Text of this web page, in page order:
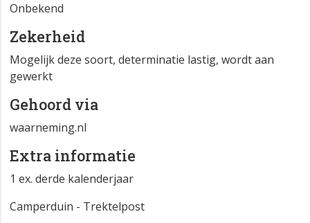
Onbekend
Zekerheid
Mogelijk deze soort, determinatie lastig, wordt aan
gewerkt
Gehoord via
waarneming.nl
Extra informatie
1 ex. derde kalenderjaar
Camperduin - Trektelpost